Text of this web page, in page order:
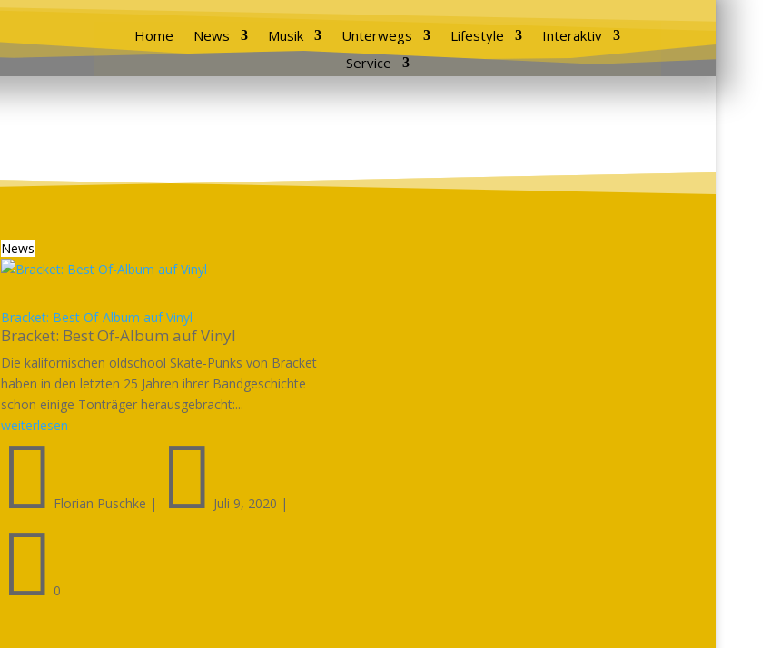
Home News Musik Unterwegs Lifestyle
Interaktiv
Service
News
Bracket: Best Of-Album auf Vinyl
Bracket: Best Of-Album auf Vinyl
Die kalifornischen oldschool Skate-Punks von Bracket
haben in den letzten 25 Jahren ihrer Bandgeschichte
schon einige Tonträger herausgebracht:...
weiterlesen
 Florian Puschke |  Juli 9, 2020 |
 0